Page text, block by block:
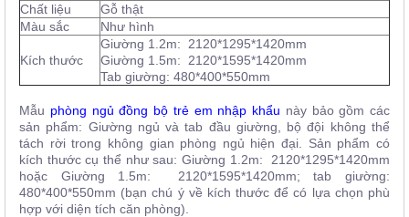
Chất liệu
Gỗ thật
Màu sắc
Như hình
Kích thước
Giường 1.2m: 2120*1295*1420mm
Giường 1.5m: 2120*1595*1420mm
Tab giường: 480*400*550mm
Mẫu phòng ngủ đồng bộ trẻ em nhập khẩu này bảo gồm các
sản phẩm: Giường ngủ và tab đầu giường, bộ đội không thể
tách rời trong không gian phòng ngủ hiện đại. Sản phẩm có
kích thước cụ thể như sau: Giường 1.2m: 2120*1295*1420mm
hoặc Giường 1.5m: 2120*1595*1420mm; tab giường:
480*400*550mm (bạn chú ý về kích thước để có lựa chọn phù
hợp với diện tích căn phòng).